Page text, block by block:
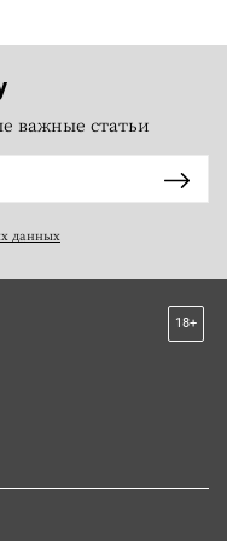
важные статьи
данных
18+